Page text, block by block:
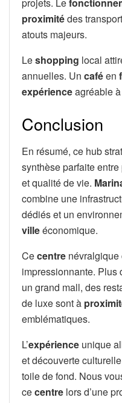
proximitédes
atouts majeurs.
Leshopping local
annuelles. Un caféen
expérienceagréable
Conclusion
En résumé, ce hub
synthèse parfaite
et qualité de vie.
combine une
dédiés et un
villeéconomique.
Cecentre
impressionnante. Plus
un grand mall, des
de luxe sont à
emblématiques.
L’expérience unique
et découverte
toile de fond. Nous
cecentre lors d’une